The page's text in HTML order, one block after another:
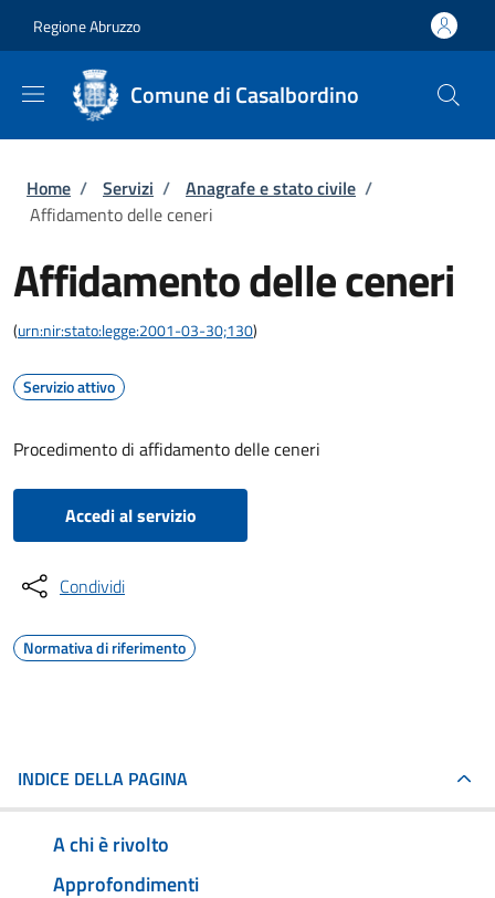
Regione Abruzzo
Comune di Casalbordino
Briciole di pane
Home / Servizi / Anagrafe e stato civile /
Affidamento delle ceneri
Affidamento delle ceneri
(urn:nir:stato:legge:2001-03-30;130)
Servizio attivo
Procedimento di affidamento delle ceneri
Accedi al servizio
Condividi
Normativa di riferimento
INDICE DELLA PAGINA
A chi è rivolto
Approfondimenti